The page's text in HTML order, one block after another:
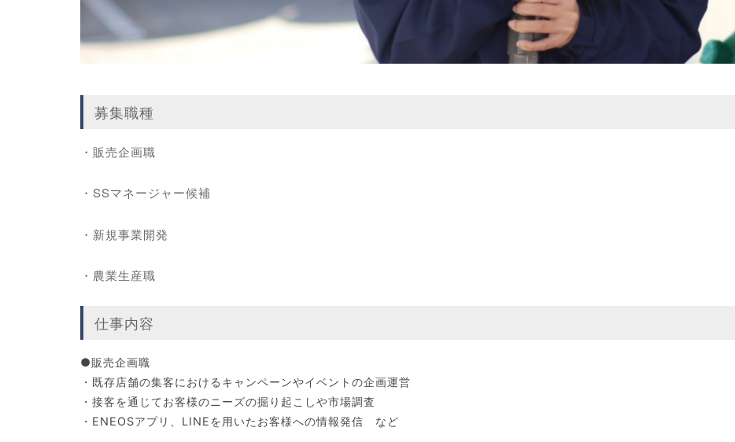
募集職種
・販売企画職
・SSマネージャー候補
・新規事業開発
・農業生産職
仕事内容
●販売企画職
・既存店舗の集客におけるキャンペーンやイベントの企画運営
・接客を通じてお客様のニーズの掘り起こしや市場調査
・ENEOSアプリ、LINEを用いたお客様への情報発信 など